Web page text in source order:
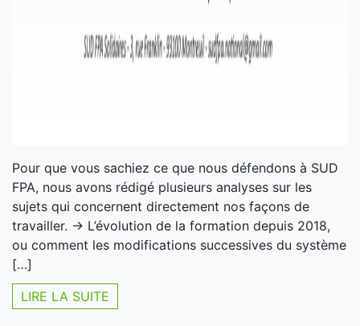
Pour que vous sachiez ce que nous défendons à SUD
FPA, nous avons rédigé plusieurs analyses sur les
sujets qui concernent directement nos façons de
travailler. -> L’évolution de la formation depuis 2018,
ou comment les modifications successives du système
[…]
LIRE LA SUITE